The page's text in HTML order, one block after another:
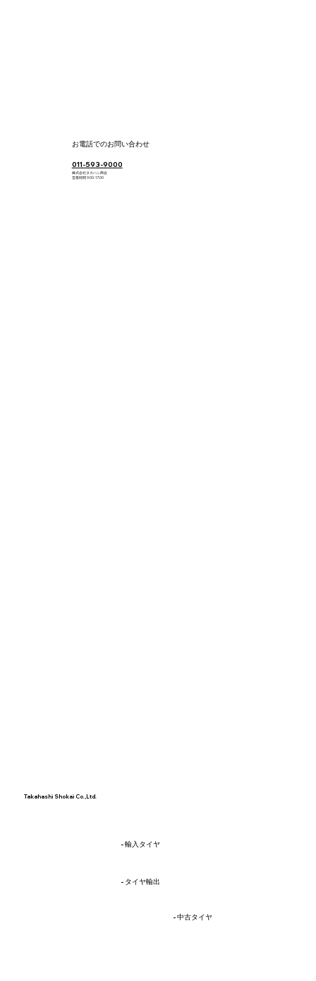
​お電話でのお問い合わせ
​011-593-9000
株式会社タカハシ商会
​営業時間 9:00-17:00
Takahashi Shokai Co.,Ltd.
- 輸入タイヤ
- タイヤ輸出
- 中古タイヤ